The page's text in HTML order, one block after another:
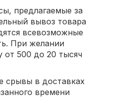
предлагаемые за
вывоз товара
всевозможные
При желании
500 до 20 тысяч
срывы в доставках
времени